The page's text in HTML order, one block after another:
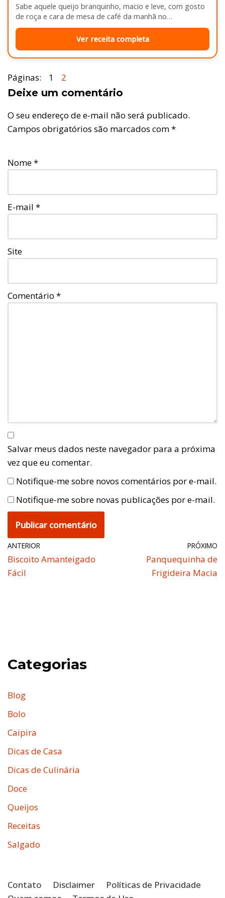
Sabe aquele queijo branquinho, macio e leve, com gosto
de roça e cara de mesa de café da manhã no…
Ver receita completa
Páginas: 1 2
Deixe um comentário
O seu endereço de e-mail não será publicado.
Campos obrigatórios são marcados com*
Nome*
E-mail *
Site
Comentário *
Salvar meus dados neste navegador para a próxima
vez que eu comentar.
Notifique-me sobre novos comentários por e-mail.
Notifique-me sobre novas publicações por e-mail.
ANTERIOR
Biscoito Amanteigado
Fácil
PRÓXIMO
Panquequinha de
Frigideira Macia
Categorias
Blog
Bolo
Caipira
Dicas de Casa
Dicas de Culinária
Doce
Queijos
Receitas
Salgado
Contato Disclaimer
Políticas de Privacidade